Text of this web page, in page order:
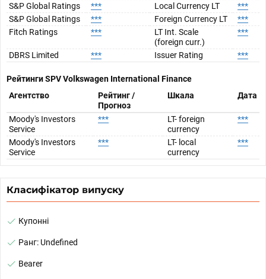
S&P Global Ratings *** Local Currency LT
***
S&P Global Ratings
*** Foreign Currency LT
***
Fitch Ratings
***
LT Int. Scale
(foreign curr.)
***
DBRS Limited *** Issuer Rating ***
Рейтинги SPVVolkswagen International Finance
Агентство
Рейтинг /
Прогноз
Шкала Дата
Moody's Investors
Service
***
LT- foreign
currency
***
Moody's Investors
Service
***
LT- local
currency
***
Класифікатор випуску
Купонні
Ранг: Undefined
Bearer